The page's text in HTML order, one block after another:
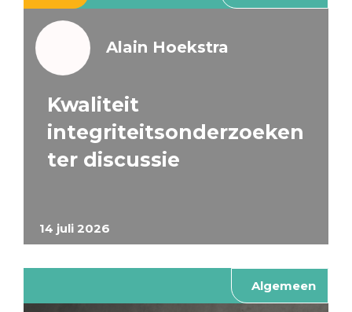
14 juli 2026
Alain Hoekstra
Kwaliteit
integriteitsonderzoeken
ter discussie
Algemeen